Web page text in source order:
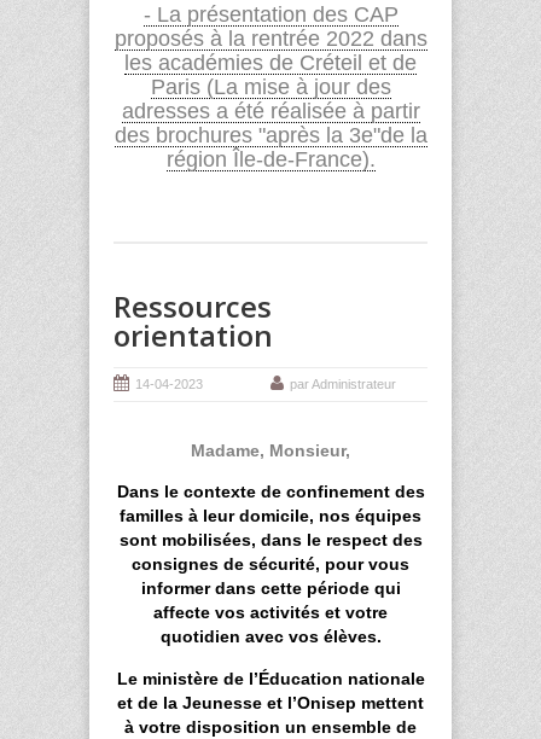
- La présentation des CAP
proposés à la rentrée 2022 dans
les académies de Créteil et de
Paris (La mise à jour des
adresses a été réalisée à partir
des brochures "après la 3e"de la
région Île-de-France).
Ressources
orientation
14-04-2023 par Administrateur
Madame, Monsieur,
Dans le contexte de confinement des
familles à leur domicile, nos équipes
sont mobilisées, dans le respect des
consignes de sécurité, pour vous
informer dans cette période qui
affecte vos activités et votre
quotidien avec vos élèves.
Le ministère de l’Éducation nationale
et de la Jeunesse et l’Onisep mettent
à votre disposition un ensemble de